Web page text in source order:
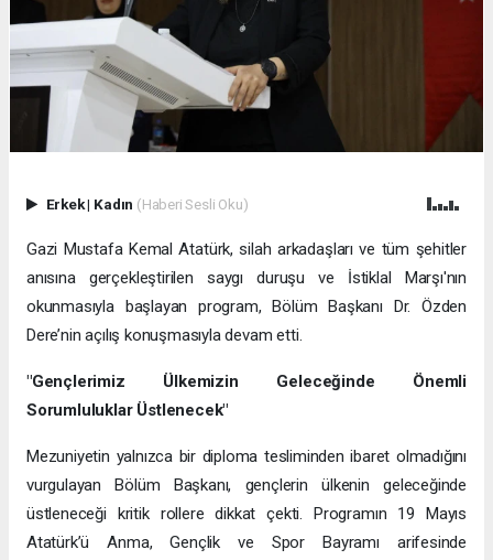
Erkek| Kadın (Haberi Sesli Oku)
Gazi Mustafa Kemal Atatürk, silah arkadaşları ve tüm şehitler
anısına gerçekleştirilen saygı duruşu ve İstiklal Marşı'nın
okunmasıyla başlayan program, Bölüm Başkanı Dr. Özden
Dere’nin açılış konuşmasıyla devam etti.
"Gençlerimiz Ülkemizin Geleceğinde Önemli
Sorumluluklar Üstlenecek"
Mezuniyetin yalnızca bir diploma tesliminden ibaret olmadığını
vurgulayan Bölüm Başkanı, gençlerin ülkenin geleceğinde
üstleneceği kritik rollere dikkat çekti. Programın 19 Mayıs
Atatürk’ü Anma, Gençlik ve Spor Bayramı arifesinde